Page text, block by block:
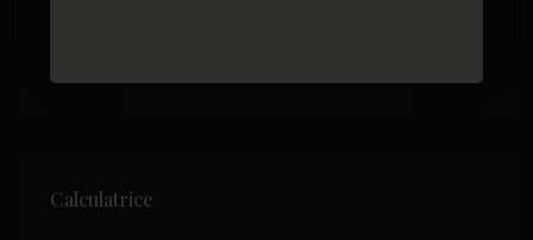
Calculatrice